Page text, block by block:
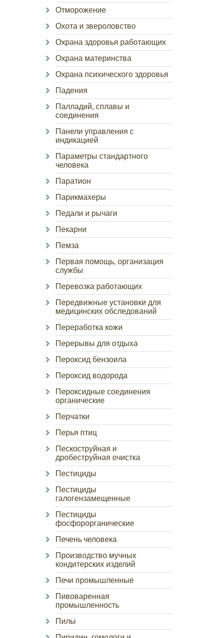
Отморожение
Охота и звероловство
Охрана здоровья работающих
Охрана материнства
Охрана психического здоровья
Падения
Палладий, сплавы и
соединения
Панели управления с
индикацией
Параметры стандартного
человека
Паратион
Парикмахеры
Педали и рычаги
Пекарни
Пемза
Первая помощь, организация
службы
Перевозка работающих
Передвижные установки для
медицинских обследований
Переработка кожи
Перерывы для отдыха
Пероксид бензоила
Пероксид водорода
Пероксидные соединения
органические
Перчатки
Перья птиц
Пескоструйная и
дробеструйная очистка
Пестициды
Пестициды
галогензамещенные
Пестициды
фосфорорганические
Печень человека
Производство мучных
кондитерских изделий
Печи промышленные
Пивоваренная
промышленность
Пилы